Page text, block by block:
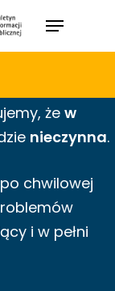
Menu
że w
nieczynna.
chwilowej
i w pełni